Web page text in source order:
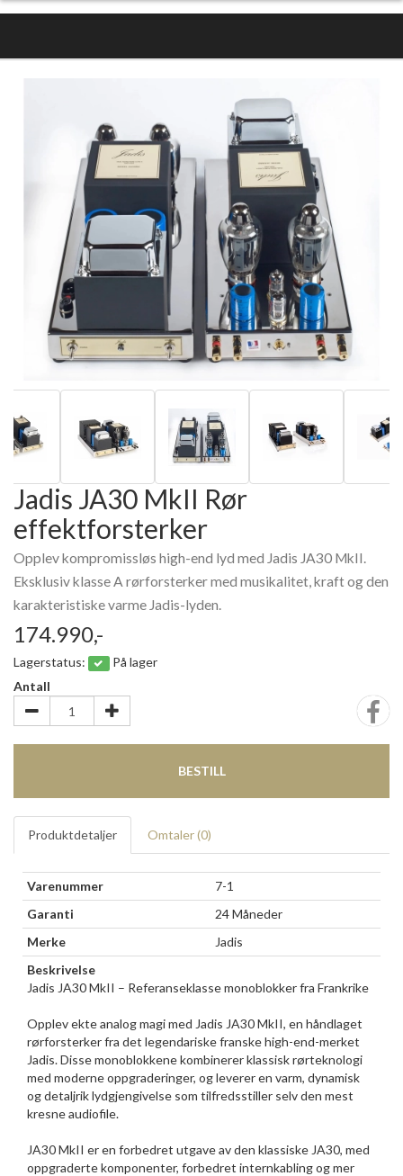
Jadis JA30 MkII Rør
effektforsterker
Opplev kompromissløs high-end lyd med Jadis JA30 MkII.
Eksklusiv klasse A rørforsterker med musikalitet, kraft og den
karakteristiske varme Jadis-lyden.
174.990,-
Lagerstatus:
På lager
Antall
BESTILL
Produktdetaljer Omtaler (0)
Varenummer
7-1
Garanti
24 Måneder
Merke
Jadis
Beskrivelse
Jadis JA30 MkII – Referanseklasse monoblokker fra Frankrike
Opplev ekte analog magi med Jadis JA30 MkII, en håndlaget
rørforsterker fra det legendariske franske high-end-merket
Jadis. Disse monoblokkene kombinerer klassisk rørteknologi
med moderne oppgraderinger, og leverer en varm, dynamisk
og detaljrik lydgjengivelse som tilfredsstiller selv den mest
kresne audiofile.
JA30 MkII er en forbedret utgave av den klassiske JA30, med
oppgraderte komponenter, forbedret internkabling og mer